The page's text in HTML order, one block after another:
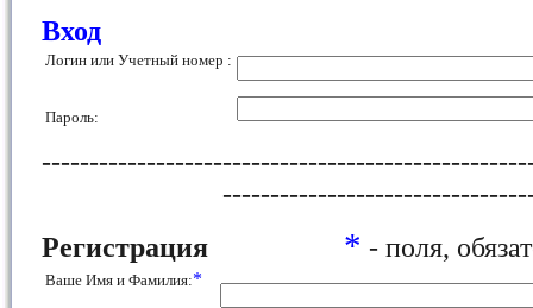
Вход
Логин или Учетный номер :
Пароль:
Регистрация
* - поля,
Ваше Имя и Фамилия:*